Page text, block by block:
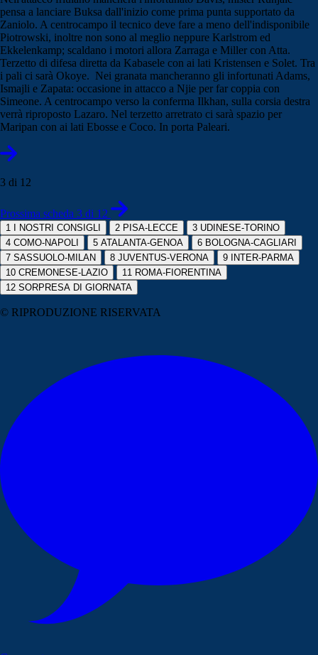
pensa a lanciare Buksa dall'inizio come prima punta supportato da
Zaniolo. A centrocampo il tecnico deve fare a meno dell'indisponibile
Piotrowski, inoltre non sono al meglio neppure Karlstrom ed
Ekkelenkamp; scaldano i motori allora Zarraga e Miller con Atta.
Terzetto di difesa diretta da Kabasele con ai lati Kristensen e Solet. Tra
i pali ci sarà Okoye. Nei granata mancheranno gli infortunati Adams,
Ismajli e Zapata: occasione in attacco a Njie per far coppia con
Simeone. A centrocampo verso la conferma Ilkhan, sulla corsia destra
verrà riproposto Lazaro. Nel terzetto arretrato ci sarà spazio per
Maripan con ai lati Ebosse e Coco. In porta Paleari.
3 di 12
Prossima scheda 3 di 12
1 I NOSTRI CONSIGLI 2 PISA-LECCE 3 UDINESE-TORINO
4 COMO-NAPOLI 5 ATALANTA-GENOA 6 BOLOGNA-CAGLIARI
7 SASSUOLO-MILAN 8 JUVENTUS-VERONA 9 INTER-PARMA
10 CREMONESE-LAZIO 11 ROMA-FIORENTINA
12 SORPRESA DI GIORNATA
© RIPRODUZIONE RISERVATA